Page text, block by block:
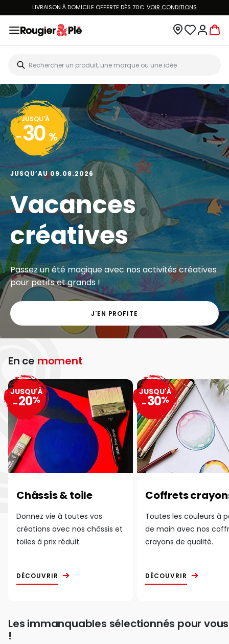
LIVRAISON À DOMICILE OFFERTE DÈS 70€.VOIR CONDITIONS
JUSQU'À
- 30 %
JUSQU’AU 09.08.2026
Vacances
créatives
Passez un été magique avec nos activités créatives
pour petits et grands !
J'EN PROFITE
En ce moment
Châssis & toile
Donnez vie à toutes vos
créations avec nos châssis et
toiles à prix réduit.
DÉCOUVRIR
JUSQU'À
-20%
Coffrets
Toutes les couleurs à
de main avec nos
crayons de qualité.
DÉCOUVRIR
JUSQU'À
-30%
Les immanquables sélectionnés pour vous
!